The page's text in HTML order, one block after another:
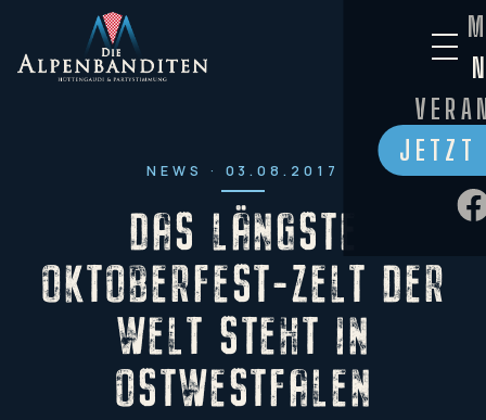
JETZT
NEWS · 03.08.2017
DAS LÄNGSTE
OKTOBERFEST-ZELT DER
WELT STEHT IN
OSTWESTFALEN